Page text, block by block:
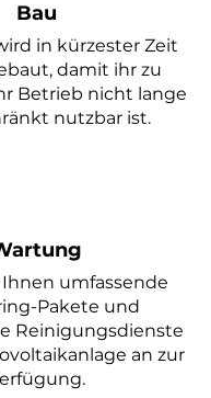
Bau
in kürzester Zeit
damit ihr zu
Betrieb nicht lange
nutzbar ist.
umfassende
Pakete und
Reinigungsdienste
an zur